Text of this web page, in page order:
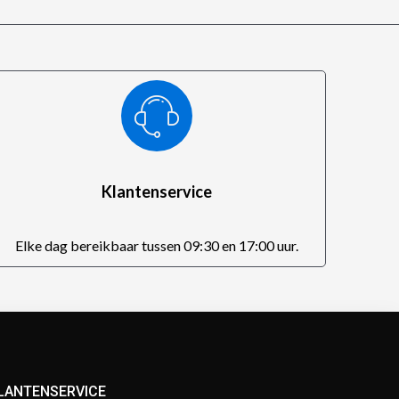
Klantenservice
Elke dag bereikbaar tussen 09:30 en 17:00 uur.